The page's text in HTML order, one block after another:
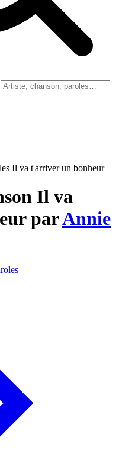
Il va t'arriver un bonheur
Il va
parAnnie